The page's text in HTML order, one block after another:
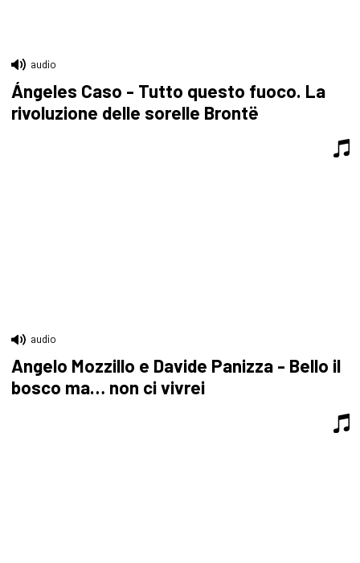
audio
Ángeles Caso - Tutto questo fuoco. La
rivoluzione delle sorelle Brontë
audio
Angelo Mozzillo e Davide Panizza - Bello il
bosco ma… non ci vivrei